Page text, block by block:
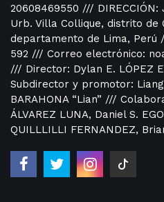
20608469550 ///
Urb. Villa Collique, distrito de
departamento de Lima, Perú
592 /// Correo electrónico:
/// Director: Dylan E. LÓPEZ
Subdirector y promotor:
BARAHONA “Lian” ///
ÁLVAREZ LUNA, Daniel S.
QUILLLILLI FERNANDEZ,